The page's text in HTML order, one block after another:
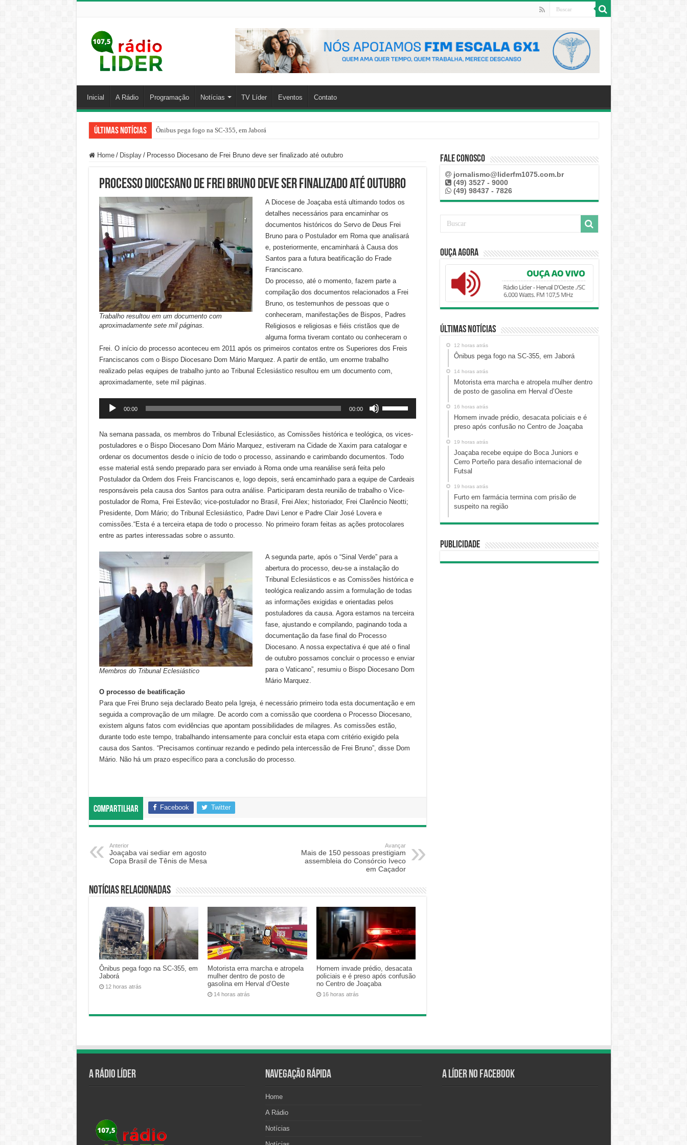
Inicial A Rádio Programação Notícias TV Líder Eventos Contato
Últimas Notícias Ônibus pega fogo na SC-355, em Jaborá
Home / Display / Processo Diocesano de Frei Bruno deve ser finalizado até outubro
Processo Diocesano de Frei Bruno deve ser finalizado até outubro
Trabalho resultou em um documento com
aproximadamente sete mil páginas.
A Diocese de Joaçaba está ultimando todos os
detalhes necessários para encaminhar os
documentos históricos do Servo de Deus Frei
Bruno para o Postulador em Roma que analisará
e, posteriormente, encaminhará à Causa dos
Santos para a futura beatificação do Frade
Franciscano.
Do processo, até o momento, fazem parte a
compilação dos documentos relacionados a Frei
Bruno, os testemunhos de pessoas que o
conheceram, manifestações de Bispos, Padres
Religiosos e religiosas e fiéis cristãos que de
alguma forma tiveram contato ou conheceram o
Frei. O início do processo aconteceu em 2011 após os primeiros contatos entre os Superiores dos Freis
Franciscanos com o Bispo Diocesano Dom Mário Marquez. A partir de então, um enorme trabalho
realizado pelas equipes de trabalho junto ao Tribunal Eclesiástico resultou em um documento com,
aproximadamente, sete mil páginas.
Tocador
00:00 00:00
para
cima
ou
para
baixo
para
aumentar
ou
diminuir
Na semana passada, os membros do Tribunal Eclesiástico, as Comissões histórica e teológica, os vices-
postuladores e o Bispo Diocesano Dom Mário Marquez, estiveram na Cidade de Xaxim para catalogar e
ordenar os documentos desde o início de todo o processo, assinando e carimbando documentos. Todo
esse material está sendo preparado para ser enviado à Roma onde uma reanálise será feita pelo
Postulador da Ordem dos Freis Franciscanos e, logo depois, será encaminhado para a equipe de Cardeais
responsáveis pela causa dos Santos para outra análise. Participaram desta reunião de trabalho o Vice-
postulador de Roma, Frei Estevão; vice-postulador no Brasil, Frei Alex; historiador, Frei Clarêncio Neotti;
Presidente, Dom Mário; do Tribunal Eclesiástico, Padre Davi Lenor e Padre Clair José Lovera e
comissões.“Esta é a terceira etapa de todo o processo. No primeiro foram feitas as ações protocolares
entre as partes interessadas sobre o assunto.
Membros do Tribunal Eclesiástico
A segunda parte, após o “Sinal Verde” para a
abertura do processo, deu-se a instalação do
Tribunal Eclesiásticos e as Comissões histórica e
teológica realizando assim a formulação de todas
as informações exigidas e orientadas pelos
postuladores da causa. Agora estamos na terceira
fase, ajustando e compilando, paginando toda a
documentação da fase final do Processo
Diocesano. A nossa expectativa é que até o final
de outubro possamos concluir o processo e enviar
para o Vaticano”, resumiu o Bispo Diocesano Dom
Mário Marquez.
O processo de beatificação
Para que Frei Bruno seja declarado Beato pela Igreja, é necessário primeiro toda esta documentação e em
seguida a comprovação de um milagre. De acordo com a comissão que coordena o Processo Diocesano,
existem alguns fatos com evidências que apontam possibilidades de milagres. As comissões estão,
durante todo este tempo, trabalhando intensamente para concluir esta etapa com critério exigido pela
causa dos Santos. “Precisamos continuar rezando e pedindo pela intercessão de Frei Bruno”, disse Dom
Mário. Não há um prazo específico para a conclusão do processo.
Compartilhar Facebook Twitter
Anterior
Joaçaba vai sediar em agosto
Copa Brasil de Tênis de Mesa
Avançar
Mais de 150 pessoas prestigiam
assembleia do Consórcio Iveco
em Caçador
Notícias relacionadas
Ônibus pega fogo na SC-355, em
Jaborá
12 horas atrás
Motorista erra marcha e atropela
mulher dentro de posto de
gasolina em Herval d’Oeste
14 horas atrás
Homem invade prédio, desacata
policiais e é preso após confusão
no Centro de Joaçaba
16 horas atrás
Fale Conosco
jornalismo@liderfm1075.com.br
(49) 3527 - 9000
(49) 98437 - 7826
Ouça Agora
Últimas Notícias
12 horas atrás
Ônibus pega fogo na SC-355, em Jaborá
14 horas atrás
Motorista erra marcha e atropela mulher dentro
de posto de gasolina em Herval d’Oeste
16 horas atrás
Homem invade prédio, desacata policiais e é
preso após confusão no Centro de Joaçaba
19 horas atrás
Joaçaba recebe equipe do Boca Juniors e
Cerro Porteño para desafio internacional de
Futsal
19 horas atrás
Furto em farmácia termina com prisão de
suspeito na região
Publicidade
A Rádio Líder Navegação Rápida
Home
A Rádio
Notícias
A Líder no Facebook